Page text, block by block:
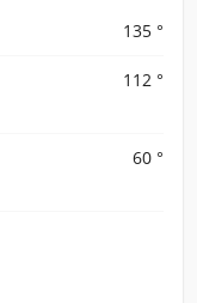
135 °
112 °
60 °